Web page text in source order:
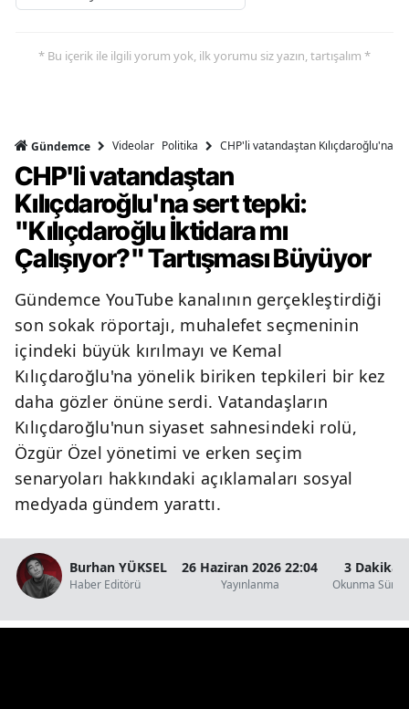
* Bu içerik ile ilgili yorum yok, ilk yorumu siz yazın, tartışalım *
Gündemce Videolar Politika CHP'li vatandaştan Kılıçdaroğlu'na
CHP'li vatandaştan
Kılıçdaroğlu'na sert tepki:
"Kılıçdaroğlu İktidara mı
Çalışıyor?" Tartışması Büyüyor
Gündemce YouTube kanalının gerçekleştirdiği
son sokak röportajı, muhalefet seçmeninin
içindeki büyük kırılmayı ve Kemal
Kılıçdaroğlu'na yönelik biriken tepkileri bir kez
daha gözler önüne serdi. Vatandaşların
Kılıçdaroğlu'nun siyaset sahnesindeki rolü,
Özgür Özel yönetimi ve erken seçim
senaryoları hakkındaki açıklamaları sosyal
medyada gündem yarattı.
Burhan YÜKSEL
Haber Editörü
26 Haziran 2026 22:04
Yayınlanma
3 Dakika
Okunma Süresi